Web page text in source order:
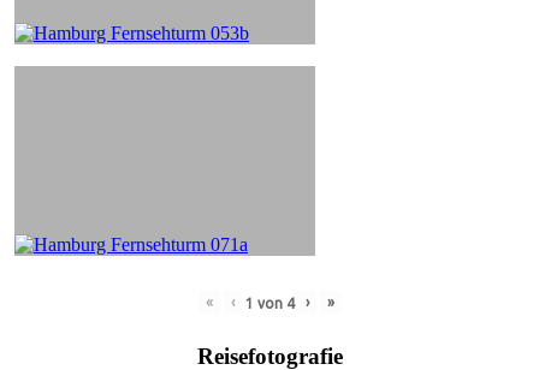
« ‹ 1 von 4 › »
Reisefotografie